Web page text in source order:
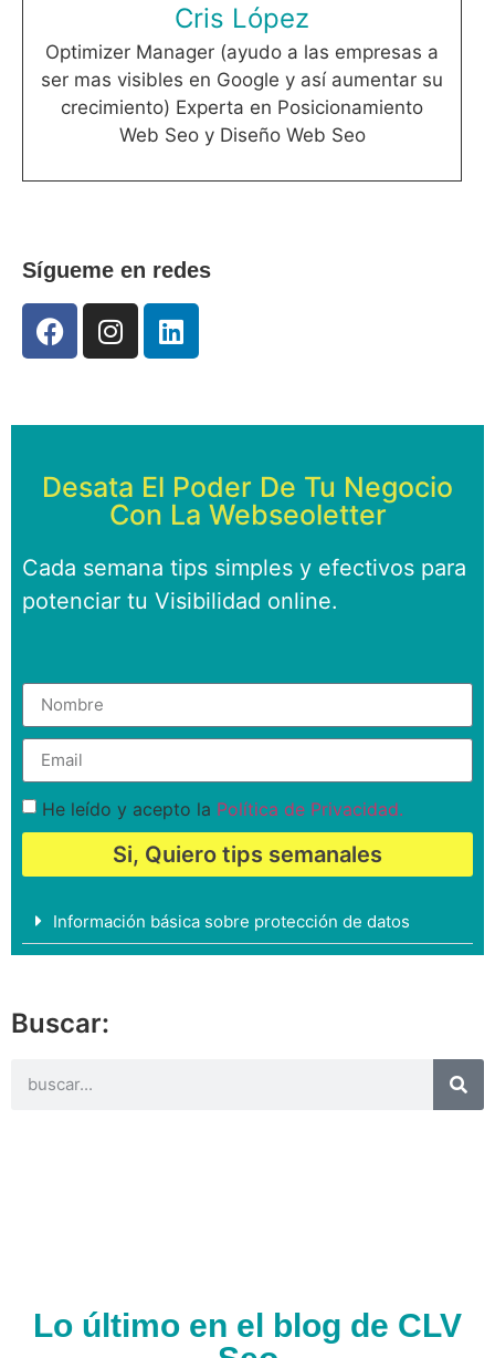
Cris López
Optimizer Manager (ayudo a las empresas a
ser mas visibles en Google y así aumentar su
crecimiento) Experta en Posicionamiento
Web Seo y Diseño Web Seo
Sígueme en redes
Desata El Poder De Tu Negocio
Con La Webseoletter
Cada semana tips simples y efectivos para
potenciar tu Visibilidad online.
He leído y acepto la Política de Privacidad.
Si, Quiero tips semanales
Información básica sobre protección de datos
Buscar:
Lo último en el blog de CLV